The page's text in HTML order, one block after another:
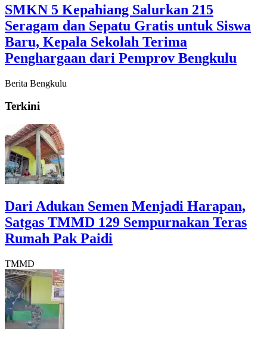
SMKN 5 Kepahiang Salurkan 215
Seragam dan Sepatu Gratis untuk Siswa
Baru, Kepala Sekolah Terima
Penghargaan dari Pemprov Bengkulu
Berita Bengkulu
Terkini
Dari Adukan Semen Menjadi Harapan,
Satgas TMMD 129 Sempurnakan Teras
Rumah Pak Paidi
TMMD